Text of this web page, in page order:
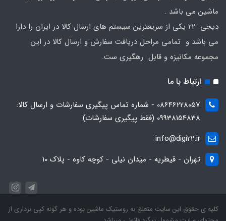
ماشین می باشد .
دیجی 22 یکی از سریعترین سیستم های ارسال کالا در ایران را دارا
می باشد و تمامی مراحل دریافت سفارش و ارسال کالا در این
مجموعه مکانیزه و قابل رهگیری ست.
ارتباط با ما
08646228057 - شماره تماس پیگیری سفارشات و ارسال کالا:
09938154838 (فقط پیگیری سفارشات)
info@digi22.ir
تهران - قیطریه - میدان نیلی - کوچه کاوه - پلاک 10
کلیه ی حقوق این سایت متعلق به روستیک ماشین بوده و هر گونه کپی برداری از